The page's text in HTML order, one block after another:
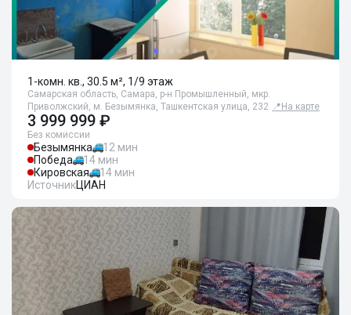
1-комн. кв., 30.5 м², 1/9 этаж
Самарская область, Самара, р-н Промышленный, мкр.
Приволжский, м. Безымянка, Ташкентская улица, 232 📍 На карте
3 999 999 ₽
Без комиссии
Безымянка
12 мин
Победа
14 мин
Кировская
14 мин
ИсточникЦИАН